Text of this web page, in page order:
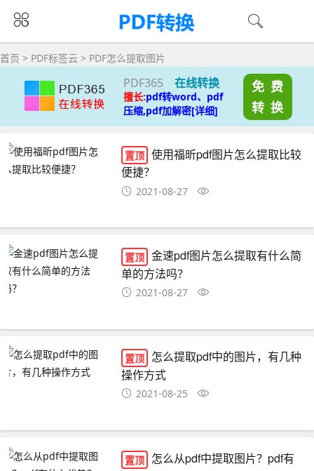
首页 > PDF标签云 > PDF怎么提取图片
PDF365 在线转换
擅长:pdf转word、pdf
压缩,pdf加解密[详细]
免 费
转 换
置顶 使用福昕pdf图片怎么提取比较
便捷？
2021-08-27
置顶 金速pdf图片怎么提取有什么简
单的方法吗？
2021-08-27
置顶 怎么提取pdf中的图片，有几种
操作方式
2021-08-25
置顶 怎么从pdf中提取图片？pdf有